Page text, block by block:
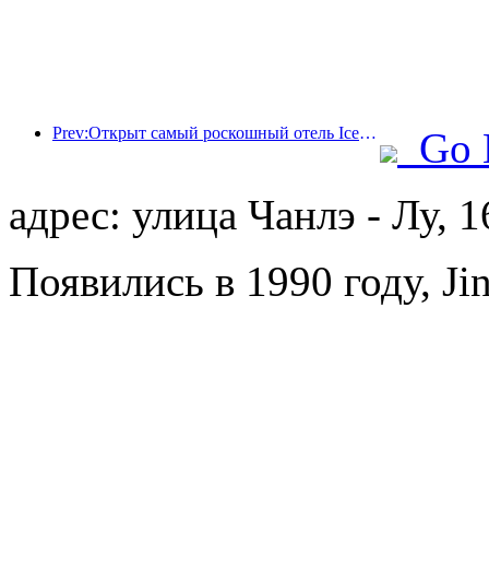
Prev:Открыт самый роскошный отель Ice and Snow World в Шанхае
Go
адрес: улица Чанлэ - Лу,
Появились в 1990 году,